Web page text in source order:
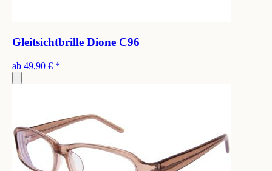
Gleitsichtbrille Dione C96
ab 49,90 € *